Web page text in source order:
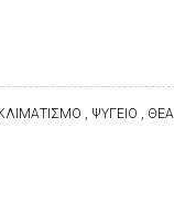
, ΨΥΓΕΙΟ , ΘΕΑ